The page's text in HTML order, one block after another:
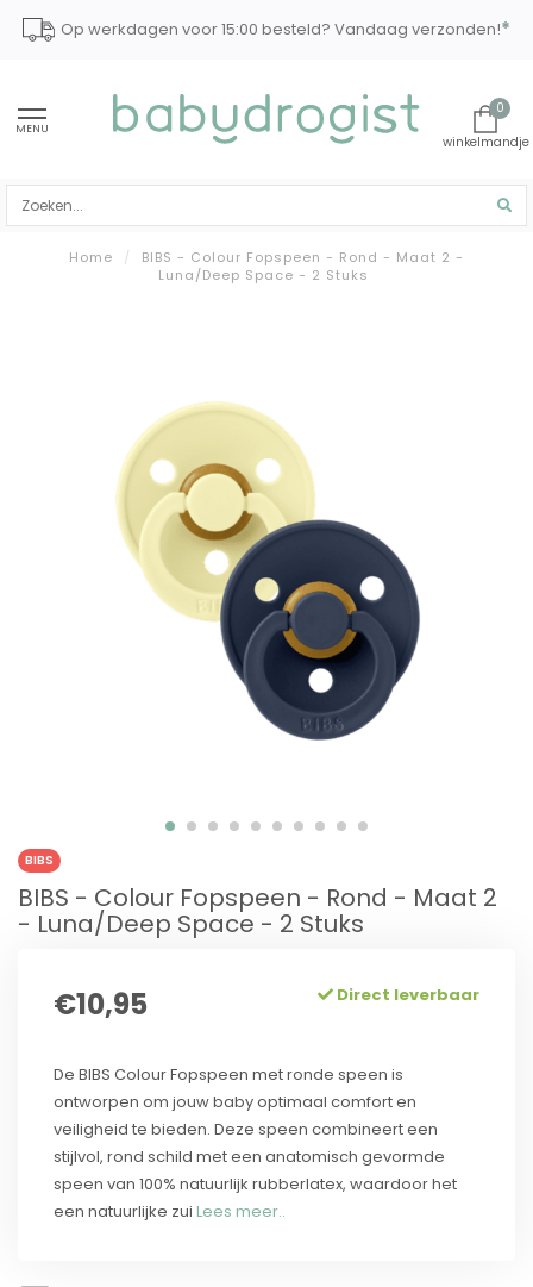
Op werkdagen voor 15:00 besteld? Vandaag verzonden!*
MENU
0
Home /
BIBS - Colour Fopspeen - Rond - Maat 2 -
Luna/Deep Space - 2 Stuks
BIBS
BIBS - Colour Fopspeen - Rond - Maat 2
- Luna/Deep Space - 2 Stuks
€10,95 Direct leverbaar
De BIBS Colour Fopspeen met ronde speen is
ontworpen om jouw baby optimaal comfort en
veiligheid te bieden. Deze speen combineert een
stijlvol, rond schild met een anatomisch gevormde
speen van 100% natuurlijk rubberlatex, waardoor het
een natuurlijke zui Lees meer..